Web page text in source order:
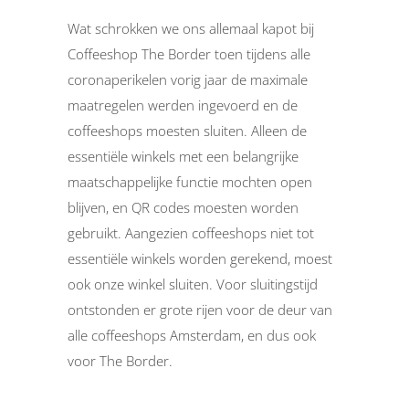
Wat schrokken we ons allemaal kapot bij
Coffeeshop The Border toen tijdens alle
coronaperikelen vorig jaar de maximale
maatregelen werden ingevoerd en de
coffeeshops moesten sluiten. Alleen de
essentiële winkels met een belangrijke
maatschappelijke functie mochten open
blijven, en QR codes moesten worden
gebruikt. Aangezien coffeeshops niet tot
essentiële winkels worden gerekend, moest
ook onze winkel sluiten. Voor sluitingstijd
ontstonden er grote rijen voor de deur van
alle coffeeshops Amsterdam, en dus ook
voor The Border.